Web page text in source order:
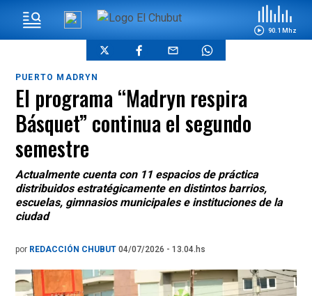
90.1 Mhz
PUERTO MADRYN
El programa “Madryn respira
Básquet” continua el segundo
semestre
Actualmente cuenta con 11 espacios de práctica
distribuidos estratégicamente en distintos barrios,
escuelas, gimnasios municipales e instituciones de la
ciudad
por REDACCIÓN CHUBUT 04/07/2026 - 13.04.hs